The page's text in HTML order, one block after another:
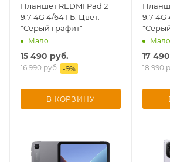
Планшет REDMI Pad 2
9.7 4G 4/64 ГБ. Цвет:
"Серый графит"
Мало
15 490 руб.
16 990руб. -9%
В КОРЗИНУ
9.7 4G
Мало
17 490
18 990
Добавляйте товары
в корзину
Оплачивайте сегодня только